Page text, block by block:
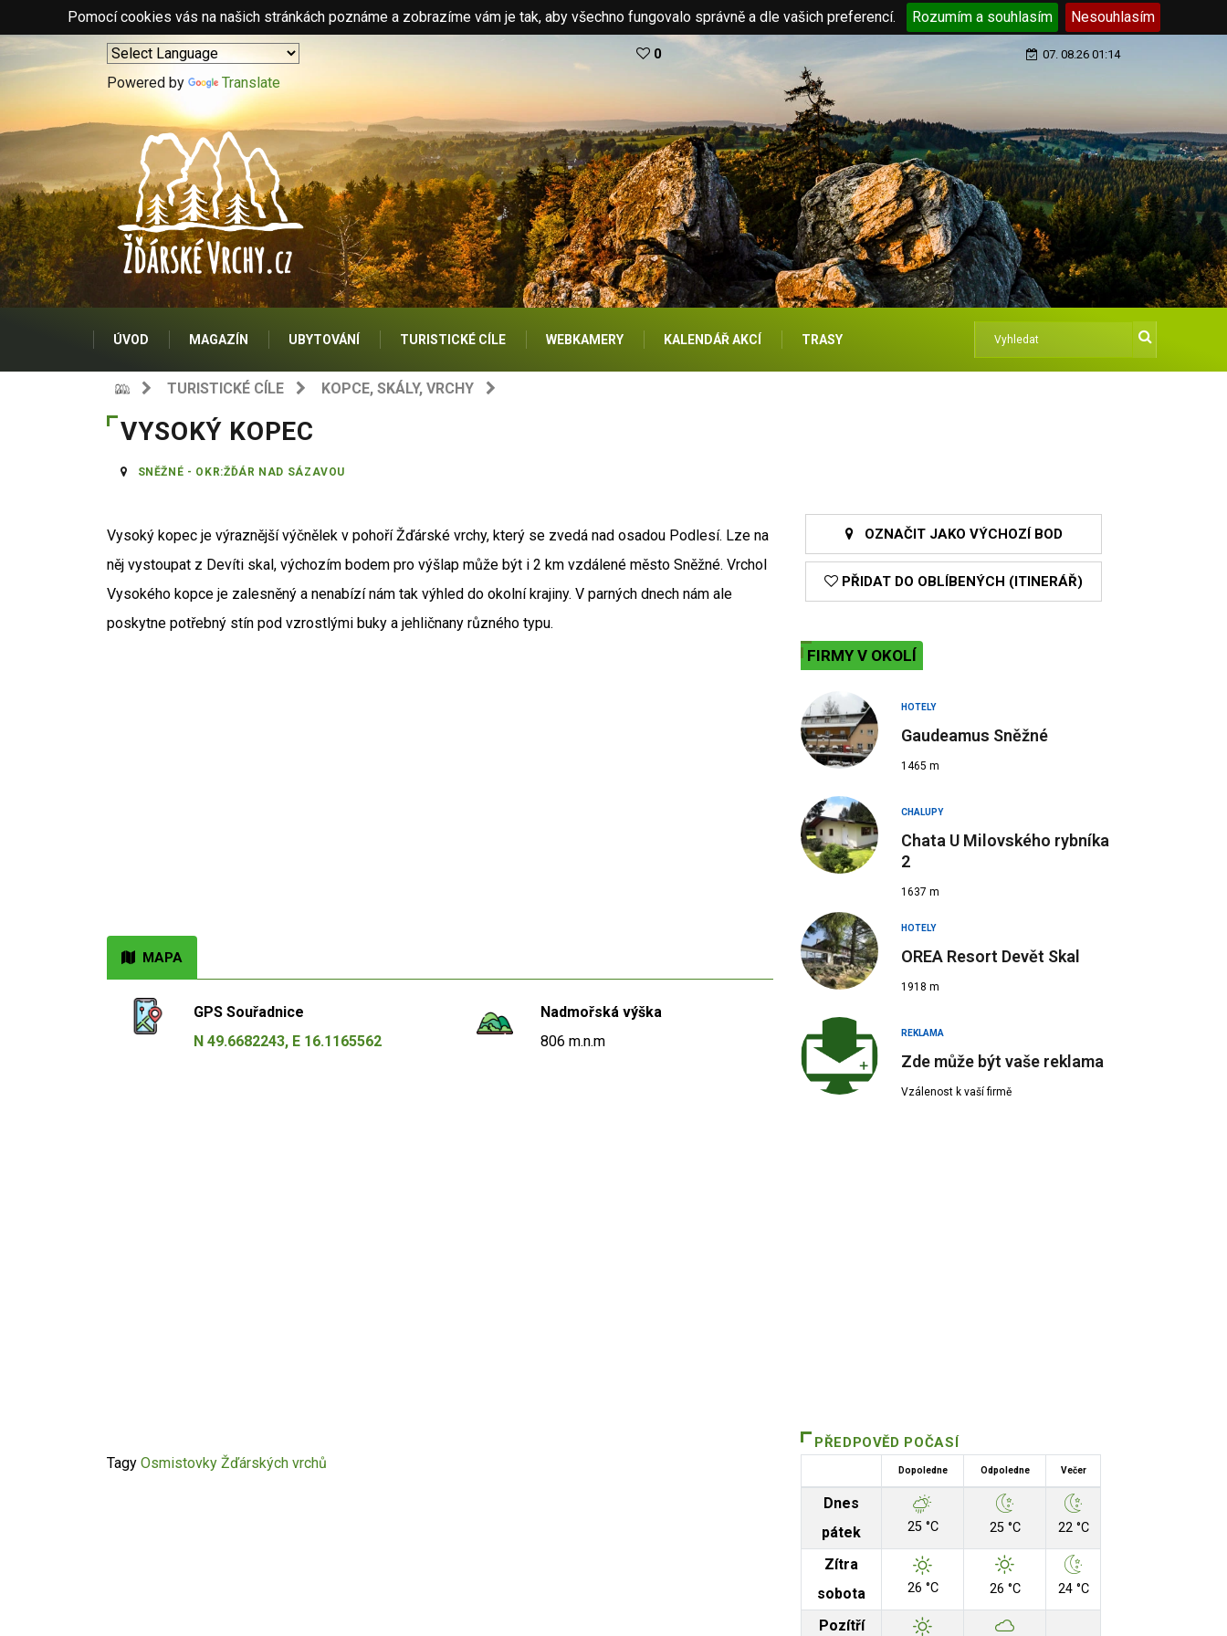
Pomocí cookies vás na našich stránkách poznáme a zobrazíme vám je tak, aby všechno fungovalo správně a dle vašich preferencí. Rozumím a souhlasím Nesouhlasím
Powered by Translate
0 07. 08.26 01:14
ÚVOD MAGAZÍN UBYTOVÁNÍ TURISTICKÉ CÍLE WEBKAMERY KALENDÁŘ AKCÍ TRASY
TURISTICKÉ CÍLE KOPCE, SKÁLY, VRCHY
VYSOKÝ KOPEC
SNĚŽNÉ - OKR:ŽĎÁR NAD SÁZAVOU
Vysoký kopec je výraznější výčnělek v pohoří Žďárské vrchy, který se zvedá nad osadou Podlesí. Lze na
něj vystoupat z Devíti skal, výchozím bodem pro výšlap může být i 2 km vzdálené město Sněžné. Vrchol
Vysokého kopce je zalesněný a nenabízí nám tak výhled do okolní krajiny. V parných dnech nám ale
poskytne potřebný stín pod vzrostlými buky a jehličnany různého typu.
MAPA
GPS Souřadnice
N 49.6682243, E 16.1165562
Nadmořská výška
806 m.n.m
Tagy Osmistovky Žďárských vrchů
OZNAČIT JAKO VÝCHOZÍ BOD
PŘIDAT DO OBLÍBENÝCH (ITINERÁŘ)
FIRMY V OKOLÍ
HOTELY
Gaudeamus Sněžné
1465 m
CHALUPY
Chata U Milovského rybníka
2
1637 m
HOTELY
OREA Resort Devět Skal
1918 m
REKLAMA
Zde může být vaše reklama
Vzálenost k vaší firmě
PŘEDPOVĚD POČASÍ
Dopoledne Odpoledne Večer
Dnes
pátek
25 °C 25 °C 22 °C
Zítra
sobota
26 °C 26 °C 24 °C
Pozítří